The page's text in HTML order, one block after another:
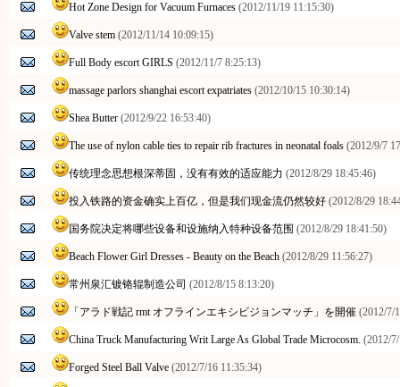
Hot Zone Design for Vacuum Furnaces (2012/11/19 11:15:30)
Valve stem (2012/11/14 10:09:15)
Full Body escort GIRLS (2012/11/7 8:25:13)
massage parlors shanghai escort expatriates (2012/10/15 10:30:14)
Shea Butter (2012/9/22 16:53:40)
The use of nylon cable ties to repair rib fractures in neonatal foals (2012/9/7
传统理念思想根深蒂固，没有有效的适应能力 (2012/8/29 18:45:46)
投入铁路的资金确实上百亿，但是我们现金流仍然较好 (2012/8/29
国务院决定将哪些设备和设施纳入特种设备范围 (2012/8/29 18:41:50)
Beach Flower Girl Dresses - Beauty on the Beach (2012/8/29 11:56:27)
常州泉汇镀铬辊制造公司 (2012/8/15 8:13:20)
「アラド戦記 rmt オフラインエキシビジョンマッチ」を開催 (2012/7/
China Truck Manufacturing Writ Large As Global Trade Microcosm. (2012/
Forged Steel Ball Valve (2012/7/16 11:35:34)